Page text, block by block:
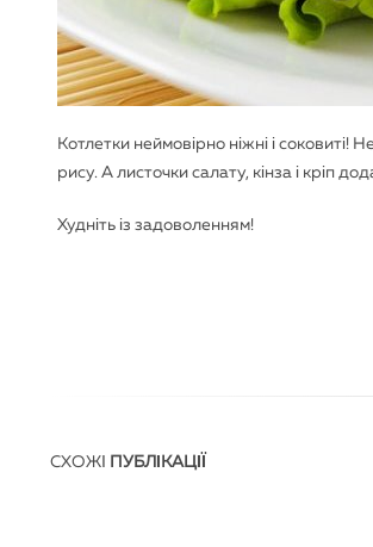
Котлетки неймовірно ніжні і
рису. А листочки салату, кінза і кріп
Худніть із задоволенням!
СХОЖІ ПУБЛІКАЦІЇ